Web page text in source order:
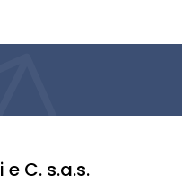
C. s.a.s.